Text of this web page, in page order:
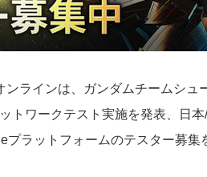
ラインは、ガンダムチームシュ
トワークテスト実施を発表、日
ラットフォームのテスター募集